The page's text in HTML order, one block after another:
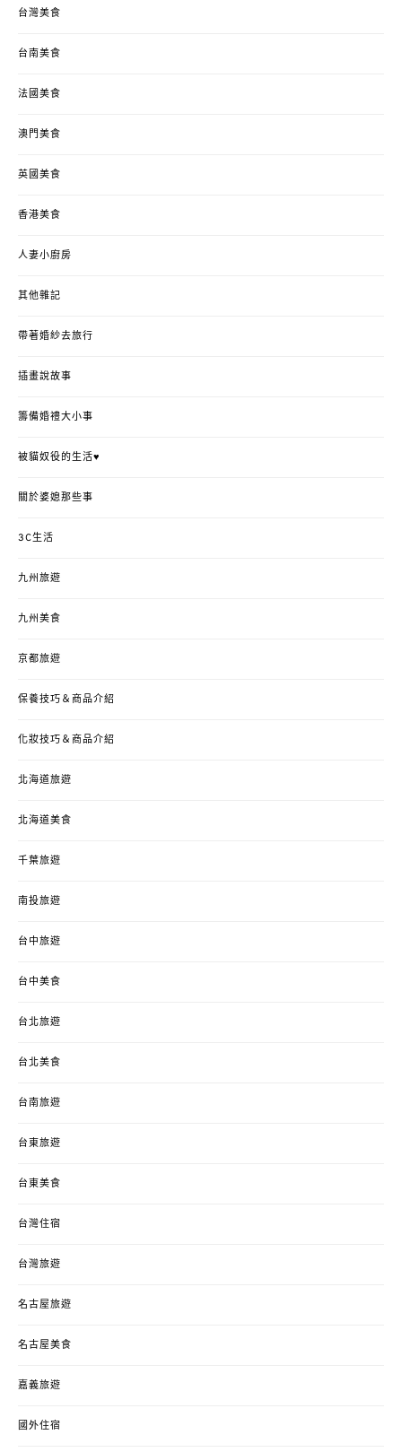
台灣美食
台南美食
法國美食
澳門美食
英國美食
香港美食
人妻小廚房
其他雜記
帶著婚紗去旅行
插畫說故事
籌備婚禮大小事
被貓奴役的生活♥
關於婆媳那些事
3C生活
九州旅遊
九州美食
京都旅遊
保養技巧＆商品介紹
化妝技巧＆商品介紹
北海道旅遊
北海道美食
千葉旅遊
南投旅遊
台中旅遊
台中美食
台北旅遊
台北美食
台南旅遊
台東旅遊
台東美食
台灣住宿
台灣旅遊
名古屋旅遊
名古屋美食
嘉義旅遊
國外住宿